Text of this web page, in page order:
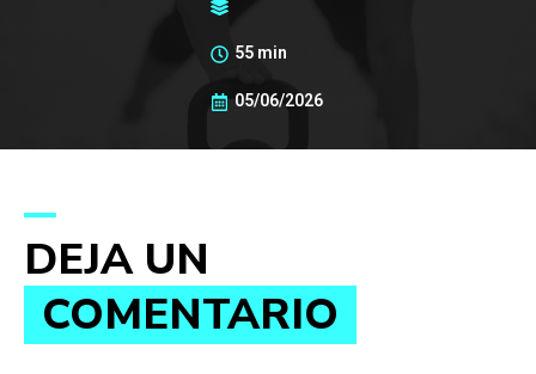
55 min
05/06/2026
DEJA UN
COMENTARIO